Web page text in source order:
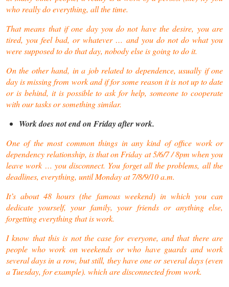
who really do everything, all the time.
That means that if one day you do not have the desire, you are
tired, you feel bad, or whatever … and you do not do what you
were supposed to do that day, nobody else is going to do it.
On the other hand, in a job related to dependence, usually if one
day is missing from work and if for some reason it is not up to date
or is behind, it is possible to ask for help, someone to cooperate
with our tasks or something similar.
Work does not end on Friday after work.
One of the most common things in any kind of office work or
dependency relationship, is that on Friday at 5/6/7 / 8pm when you
leave work … you disconnect. You forget all the problems, all the
deadlines, everything, until Monday at 7/8/9/10 a.m.
It’s about 48 hours (the famous weekend) in which you can
dedicate yourself, your family, your friends or anything else,
forgetting everything that is work.
I know that this is not the case for everyone, and that there are
people who work on weekends or who have guards and work
several days in a row, but still, they have one or several days (even
a Tuesday, for example). which are disconnected from work.